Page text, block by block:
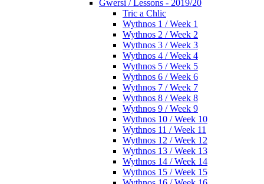
Gwersi / Lessons - 2019/20
Tric a Chlic
Wythnos 1 / Week 1
Wythnos 2 / Week 2
Wythnos 3 / Week 3
Wythnos 4 / Week 4
Wythnos 5 / Week 5
Wythnos 6 / Week 6
Wythnos 7 / Week 7
Wythnos 8 / Week 8
Wythnos 9 / Week 9
Wythnos 10 / Week 10
Wythnos 11 / Week 11
Wythnos 12 / Week 12
Wythnos 13 / Week 13
Wythnos 14 / Week 14
Wythnos 15 / Week 15